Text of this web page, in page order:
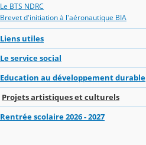
Le BTS NDRC
Brevet d'initiation à l'aéronautique BIA
Liens utiles
Le service social
Education au développement durable
Projets artistiques et culturels
Rentrée scolaire 2026 - 2027